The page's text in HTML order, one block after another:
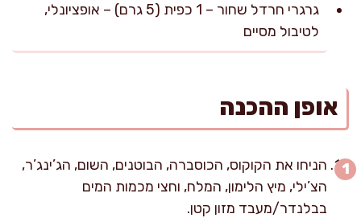
גרגרי חרדל שחור – 1 כפית (5 גרם) – אופציונלי,
לטיבול מסיים
אופן ההכנה
הניחו את הקוקוס, הכוסברה, הבוטנים, השום, הג’ינג’ר,
הצ’ילי, מיץ הלימון, המלח, וחצי מכמות המים
בבלנדר/מעבד מזון קטן.